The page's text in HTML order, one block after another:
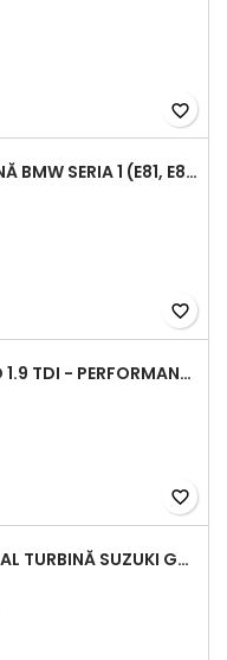
favorite_border
MIEZ TURBINĂ BMW SERIA 1 (E81, E87) 120 D - CREȘTEȚI PERFORMANȚA ȘI RĂSPUNSUL MOTORULUI
favorite_border
MIEZ TURBO 1.9 TDI - PERFORMANȚĂ FIABILĂ PENTRU AUDI, SEAT, SKODA ȘI VW
favorite_border
MIEZ CENTRAL TURBINĂ SUZUKI GRAND ESCUDO II 1.9 DDIS TRACȚIUNE INTEGRALĂ - MOTORIZARE 1.9L, 95 KW (129 CP)